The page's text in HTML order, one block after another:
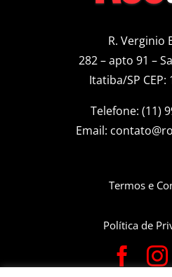
R. Verginio
282 – apto 91 –
Itatiba/SP CEP:
Telefone: (11)
Email:
Termos e
Política de